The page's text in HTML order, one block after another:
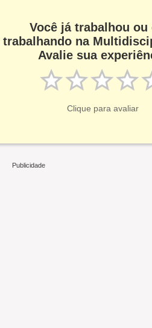
Você já trabalhou ou
trabalhando na
Avalie sua
Clique para avaliar